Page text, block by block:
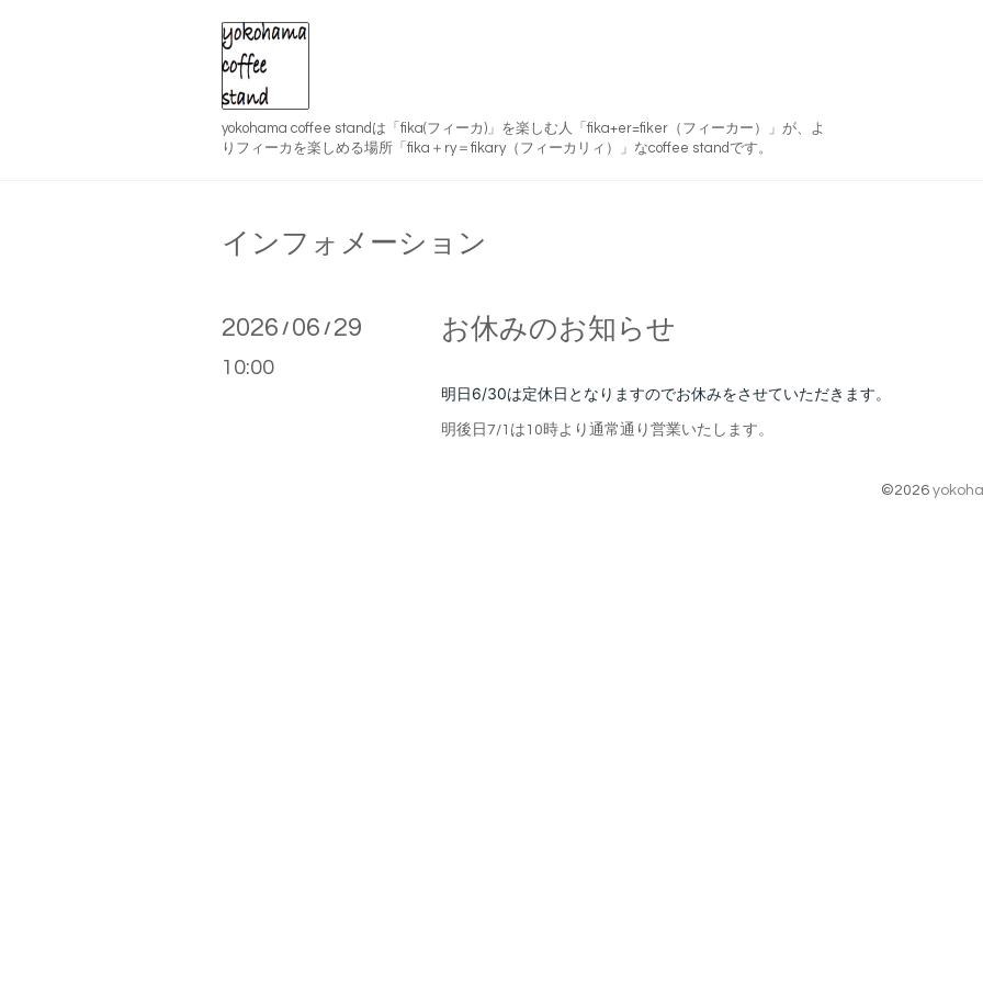
yokohama coffee standは「fika(フィーカ)」を楽しむ人「fika+er=fiker（フィーカー）」が、よ
りフィーカを楽しめる場所「fika＋ry＝fikary（フィーカリィ）」なcoffee standです。
インフォメーション
2026 / 06 / 29
10:00
お休みのお知らせ
明日6/30は定休日となりますのでお休みをさせていただきます。
明後日7/1 は10時より通常通り営業いたします。
©2026